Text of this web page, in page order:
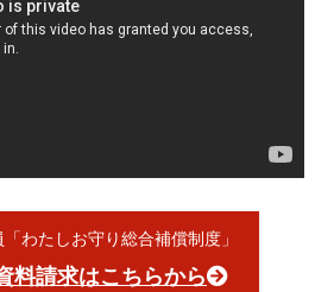
わたしお守り総合補償制度」
料請求はこちらから